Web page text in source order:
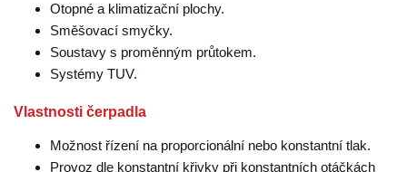
Otopné a klimatizační plochy.
Směšovací smyčky.
Soustavy s proměnným průtokem.
Systémy TUV.
Vlastnosti čerpadla
Možnost řízení na proporcionální nebo konstantní tlak.
Provoz dle konstantní křivky při konstantních otáčkách